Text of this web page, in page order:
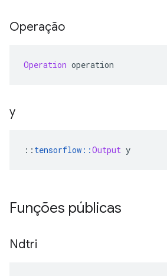
Operação
Operation operation
y
:: tensorflow ::Output y
Funções públicas
Ndtri